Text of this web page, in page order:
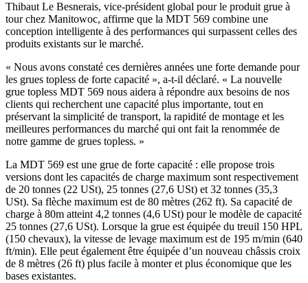
Thibaut Le Besnerais, vice-président global pour le produit grue à
tour chez Manitowoc, affirme que la MDT 569 combine une
conception intelligente à des performances qui surpassent celles des
produits existants sur le marché.
« Nous avons constaté ces dernières années une forte demande pour
les grues topless de forte capacité », a-t-il déclaré. « La nouvelle
grue topless MDT 569 nous aidera à répondre aux besoins de nos
clients qui recherchent une capacité plus importante, tout en
préservant la simplicité de transport, la rapidité de montage et les
meilleures performances du marché qui ont fait la renommée de
notre gamme de grues topless. »
La MDT 569 est une grue de forte capacité : elle propose trois
versions dont les capacités de charge maximum sont respectivement
de 20 tonnes (22 USt), 25 tonnes (27,6 USt) et 32 tonnes (35,3
USt). Sa flèche maximum est de 80 mètres (262 ft). Sa capacité de
charge à 80m atteint 4,2 tonnes (4,6 USt) pour le modèle de capacité
25 tonnes (27,6 USt). Lorsque la grue est équipée du treuil 150 HPL
(150 chevaux), la vitesse de levage maximum est de 195 m/min (640
ft/min). Elle peut également être équipée d’un nouveau châssis croix
de 8 mètres (26 ft) plus facile à monter et plus économique que les
bases existantes.